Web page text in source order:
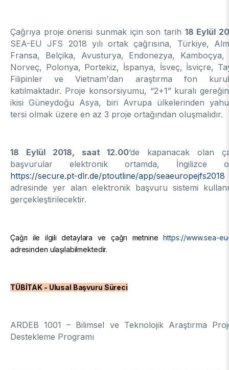
Ulusal Metroloji Enstitüsü (UME)
Uzay Teknolojileri Araştırma Enstitüsü (UZAY)
Kutup Araştırmaları Enstitüsü (KARE)
KVKK Aydınlatma metni
Çağrıya proje önerisi sunmak için son tarih 18 Eylül
SEA-EU JFS 2018 yılı ortak çağrısına, Türkiye,
Fransa, Belçika, Avusturya, Endonezya, Kamboçya,
Norveç, Polonya, Portekiz, İspanya, İsveç, İsviçre,
Filipinler ve Vietnam'dan araştırma fon
katılmaktadır. Proje konsorsiyumu, “2+1” kuralı
ikisi Güneydoğu Asya, biri Avrupa ülkelerinden
tersi olmak üzere en az 3 proje ortağından oluşmalıdır.
18 Eylül 2018, saat 12.00’de kapanacak olan
başvurular elektronik ortamda, İngilizce
https://secure.pt-dlr.de/ptoutline/app/seaeuropejfs2018
adresinde yer alan elektronik başvuru sistemi
gerçekleştirilecektir.
Çağrı ile ilgili detaylara ve çağrı metninehttps://www.sea-
adresinden ulaşılabilmektedir.
TÜBİTAK - Ulusal Başvuru Süreci
ARDEB 1001 – Bilimsel ve Teknolojik Araştırma
Destekleme Programı